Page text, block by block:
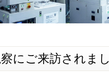
にご来訪されま